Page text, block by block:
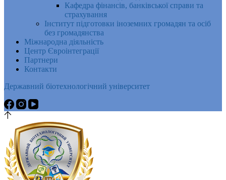
Кафедра фінансів, банківської справи та
страхування
Інститут підготовки іноземних громадян та осіб
без громадянства
Міжнародна діяльність
Центр Євроінтеграції
Партнери
Контакти
Державний біотехнологічний університет